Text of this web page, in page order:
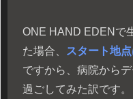
ONE HAND EDENで
た場合、
スタート地
ですから、病院から
過ごしてみた訳です。